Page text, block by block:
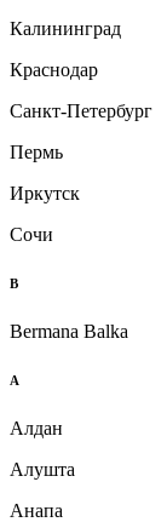
Калининград
Краснодар
Санкт-Петербург
Пермь
Иркутск
Сочи
B
Bermana Balka
А
Алдан
Алушта
Анапа